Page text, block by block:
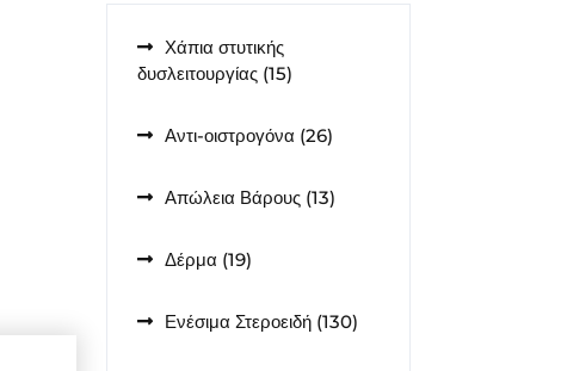
Χάπια στυτικής
δυσλειτουργίας 1515
Αντι-οιστρογόνα 2626
Απώλεια Βάρους 1313
Δέρμα 1919
Ενέσιμα Στεροειδή 130130